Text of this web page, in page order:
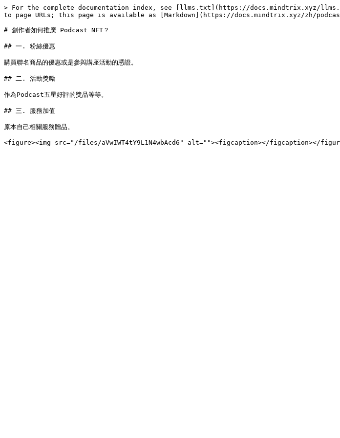
> For the complete documentation index, see [llms.txt](https://docs.mindtrix.xyz/
to page URLs; this page is available as [Markdown](https://docs.mindtrix.xyz/zh/
# 創作者如何推廣 Podcast NFT？
## 一. 粉絲優惠
購買聯名商品的優惠或是參與講座活動的憑證。
## 二. 活動獎勵
作為Podcast五星好評的獎品等等。
## 三. 服務加值
原本自己相關服務贈品。